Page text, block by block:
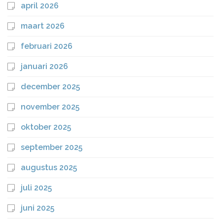
april 2026
maart 2026
februari 2026
januari 2026
december 2025
november 2025
oktober 2025
september 2025
augustus 2025
juli 2025
juni 2025